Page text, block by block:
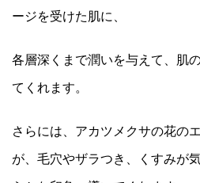
ージを受けた肌に、
各層深くまで潤いを与えて、肌
てくれます。
さらには、アカツメクサの花の
が、毛穴やザラつき、くすみが